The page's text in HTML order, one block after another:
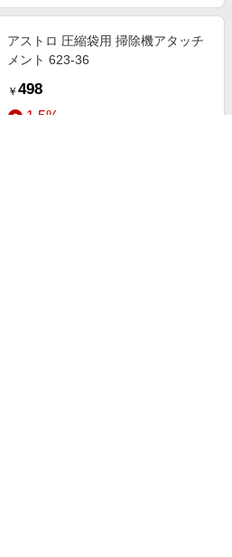
アストロ 圧縮袋用 掃除機アタッチ
メント 623-36
￥ 498
1.5%